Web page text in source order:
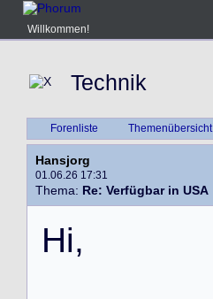
Willkommen!
Technik
Forenliste Themenübersicht
Hansjorg
01.06.26 17:31
Thema: Re: Verfügbar in USA
Hi,